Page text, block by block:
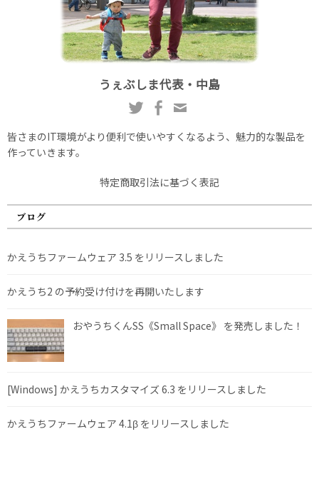
うぇぶしま代表・中島
皆さまのIT環境がより便利で使いやすくなるよう、魅力的な製品を
作っていきます。
特定商取引法に基づく表記
ブログ
かえうちファームウェア 3.5 をリリースしました
かえうち2 の予約受け付けを再開いたします
おやうちくんSS《Small Space》 を発売しました！
[Windows] かえうちカスタマイズ 6.3 をリリースしました
かえうちファームウェア 4.1β をリリースしました